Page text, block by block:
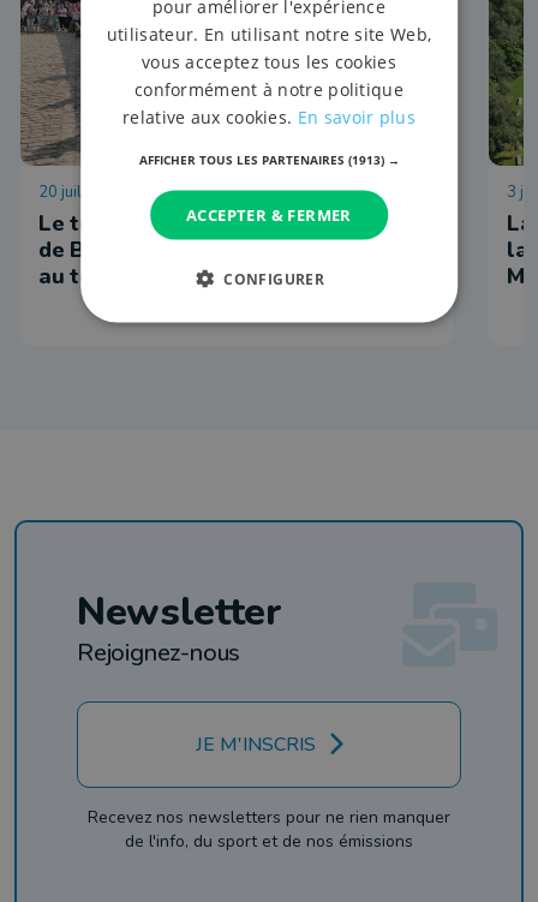
20 juillet 2026 à 10:31
Le temps d'un week-end, le château
de Bouillon a replongé les visiteurs
au temps des mousquetaires
3
la
Newsletter
Rejoignez-nous
JE M'INSCRIS
Recevez nos newsletters pour ne rien manquer
de l'info, du sport et de nos émissions
pour améliorer l'expérience
utilisateur. En utilisant notre site Web,
vous acceptez tous les cookies
conformément à notre politique
relative aux cookies. En savoir plus
AFFICHER TOUS LES PARTENAIRES (1913) →
ACCEPTER & FERMER
CONFIGURER